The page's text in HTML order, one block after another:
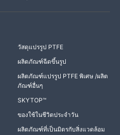
วัสดุแปรรูป PTFE
ผลิตภัณฑ์ฉีดขึ้นรูป
ผลิตภัณฑ์แปรรูป PTFE พิเศษ /ผลิต
ภัณฑ์อื่นๆ
SKYTOP™
ของใช้ในชีวิตประจำวัน
ผลิตภัณฑ์ที่เป็นมิตรกับสิ่งแวดล้อม